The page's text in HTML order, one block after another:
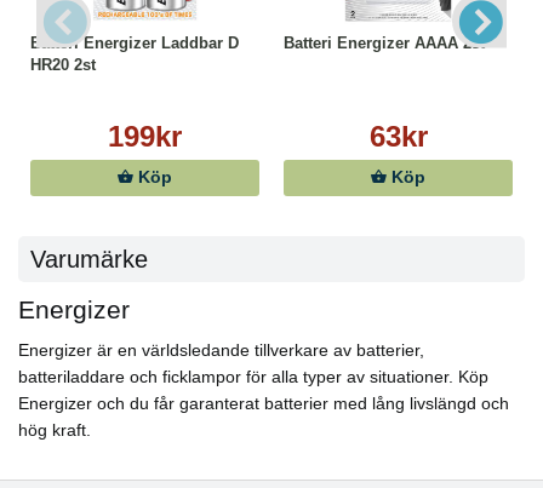
Batteri Energizer Laddbar D
HR20 2st
199kr
Köp
Batteri Energizer AAAA 2st
63kr
Köp
Varumärke
Energizer
Energizer är en världsledande tillverkare av batterier,
batteriladdare och ficklampor för alla typer av situationer. Köp
Energizer och du får garanterat batterier med lång livslängd och
hög kraft.